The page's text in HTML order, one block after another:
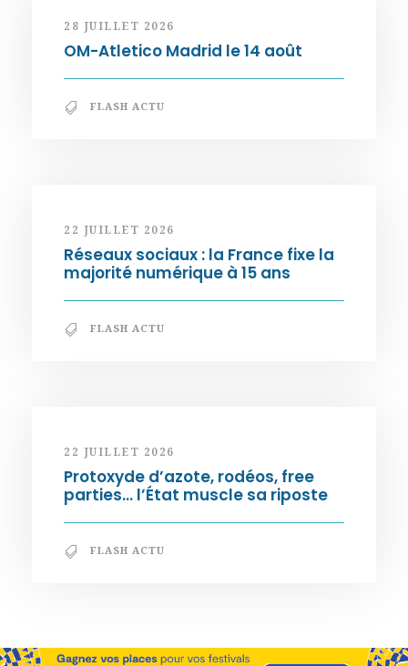
28 JUILLET 2026
OM-Atletico Madrid le 14 août
FLASH ACTU
22 JUILLET 2026
Réseaux sociaux : la France fixe la
majorité numérique à 15 ans
FLASH ACTU
22 JUILLET 2026
Protoxyde d’azote, rodéos, free
parties… l’État muscle sa riposte
FLASH ACTU